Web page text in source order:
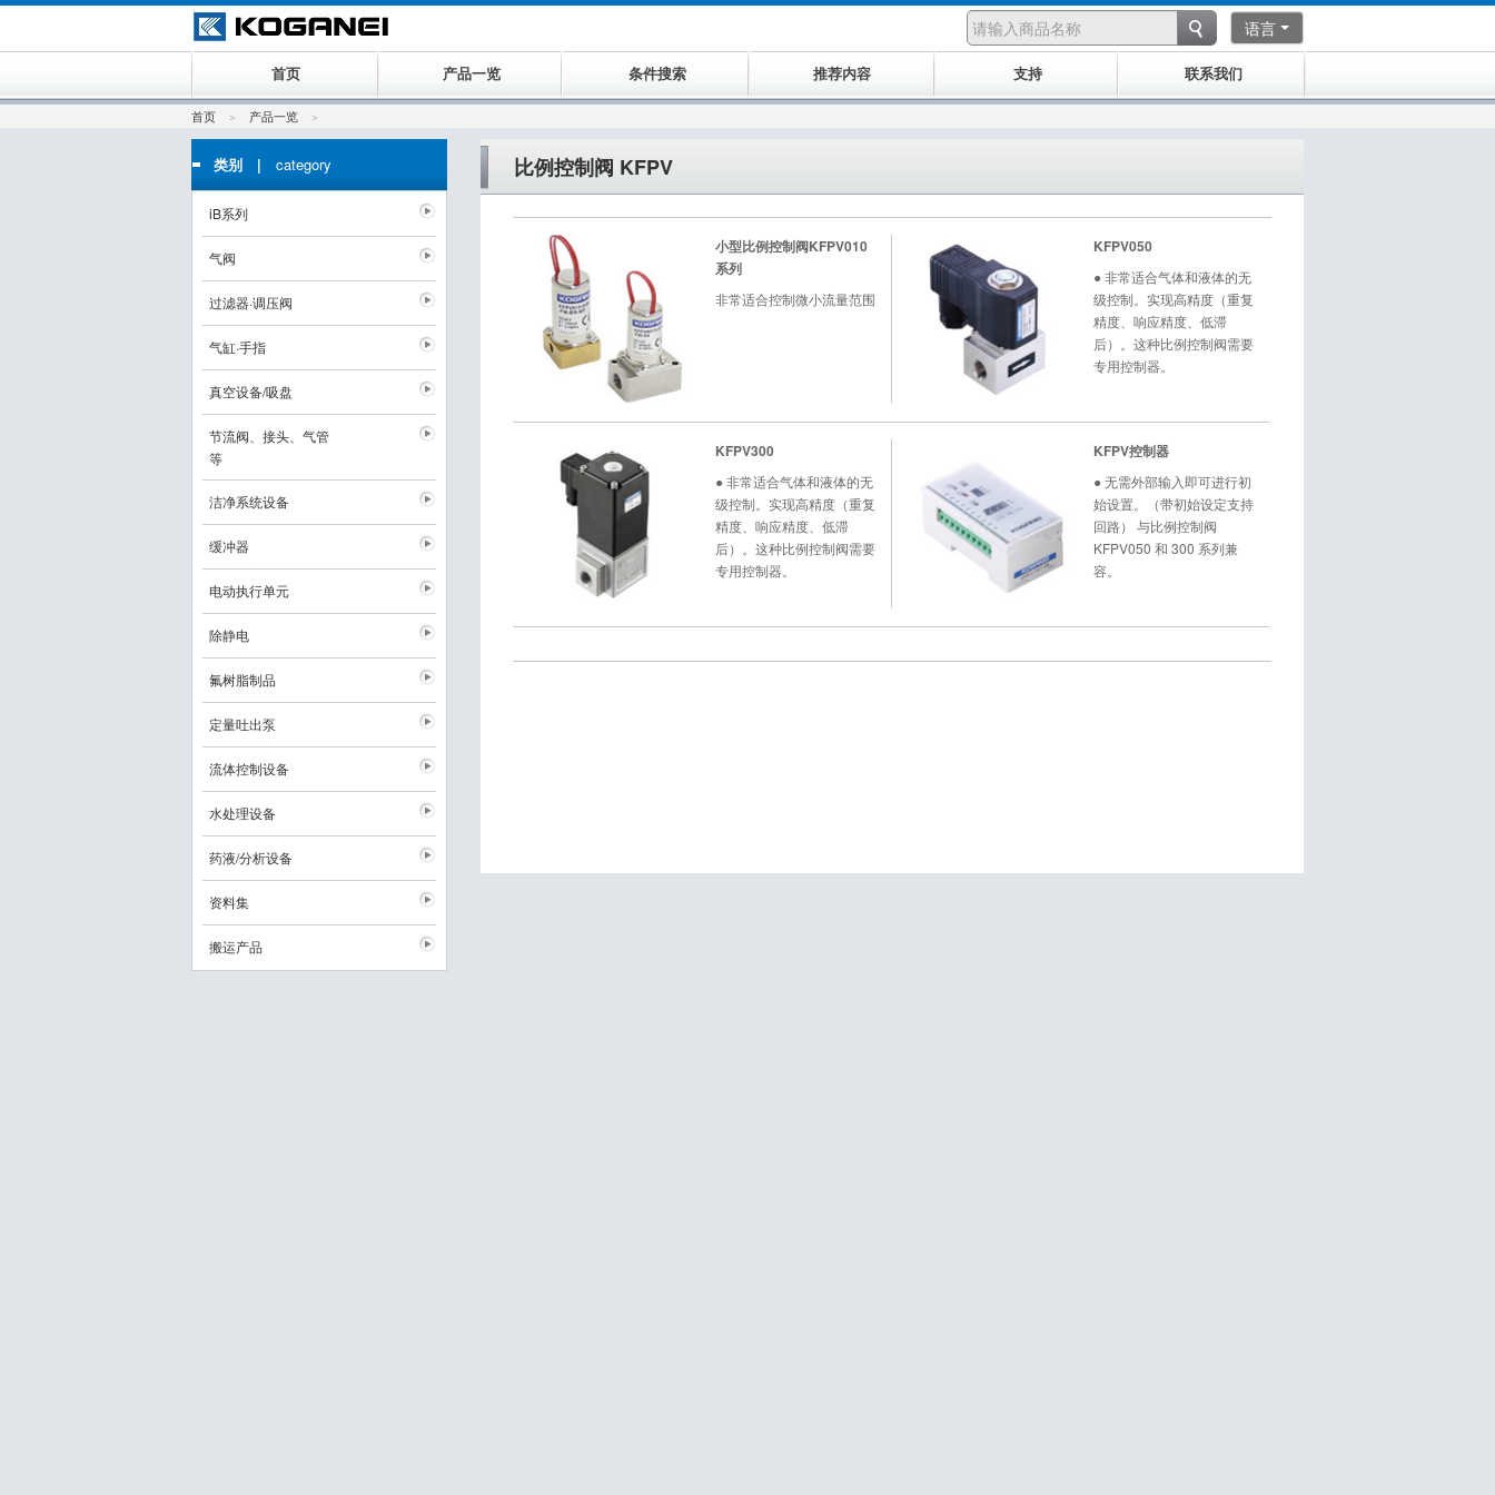
语言
首页 产品一览 条件搜索 推荐内容 支持 联系我们
首页 产品一览
比例控制阀 KFPV
小型比例控制阀KFPV010
系列
非常适合控制微小流量范围
KFPV050
● 非常适合气体和液体的无
级控制。实现高精度（重复
精度、响应精度、低滞
后）。这种比例控制阀需要
专用控制器。
KFPV300
● 非常适合气体和液体的无
级控制。实现高精度（重复
精度、响应精度、低滞
后）。这种比例控制阀需要
专用控制器。
KFPV控制器
● 无需外部输入即可进行初
始设置。（带初始设定支持
回路） 与比例控制阀
KFPV050 和 300 系列兼
容。
类别 | category
iB系列
气阀
过滤器·调压阀
气缸·手指
真空设备/吸盘
节流阀、接头、气管
等
洁净系统设备
缓冲器
电动执行单元
除静电
氟树脂制品
定量吐出泵
流体控制设备
水处理设备
药液/分析设备
资料集
搬运产品